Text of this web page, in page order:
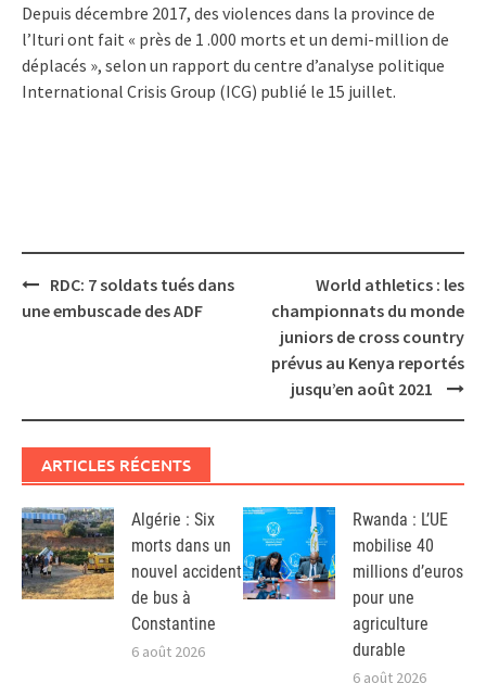
Depuis décembre 2017, des violences dans la province de
l’Ituri ont fait « près de 1 .000 morts et un demi-million de
déplacés », selon un rapport du centre d’analyse politique
International Crisis Group (ICG) publié le 15 juillet.
Post
navigation
RDC: 7 soldats tués dans
une embuscade des ADF
World athletics : les
championnats du monde
juniors de cross country
prévus au Kenya reportés
jusqu’en août 2021
ARTICLES RÉCENTS
Algérie : Six
morts dans un
nouvel accident
de bus à
Constantine
6 août 2026
Rwanda : L’UE
mobilise 40
millions d’euros
pour une
agriculture
durable
6 août 2026